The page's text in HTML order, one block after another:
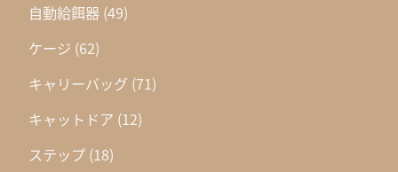
自動給餌器 (49)
ケージ (62)
キャリーバッグ (71)
キャットドア (12)
ステップ (18)